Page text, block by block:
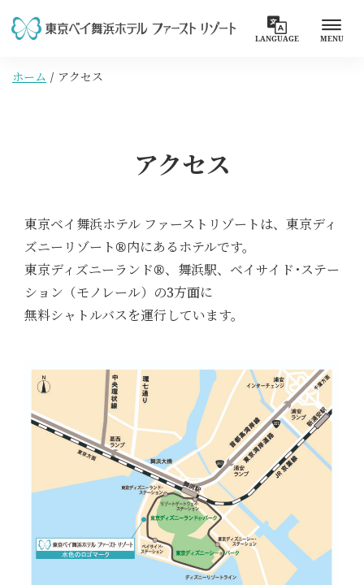
LANGUAGE MENU
ホーム アクセス
アクセス
東京ベイ舞浜ホテル ファーストリゾートは、東京ディ
ズニーリゾート®内にあるホテルです。
東京ディズニーランド®、舞浜駅、ベイサイド･ステー
ション（モノレール）の3方面に
無料シャトルバスを運行しています。